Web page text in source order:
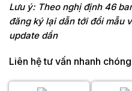
Lưu ý: Theo nghị định 46
đăng ký lại dẫn tới đổi mẫu
update dần
Liên hệ tư vấn nhanh